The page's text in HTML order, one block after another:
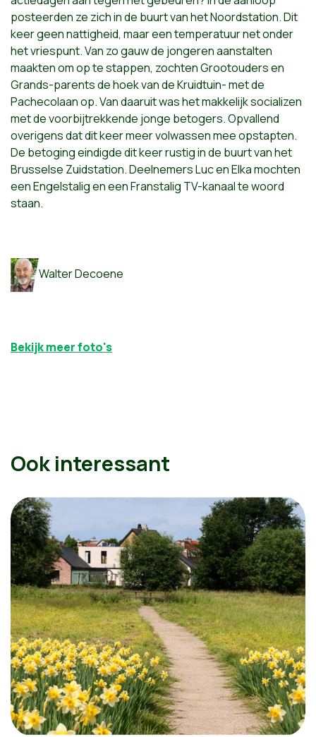
posteerden ze zich in de buurt van het Noordstation. Dit
keer geen nattigheid, maar een temperatuur net onder
het vriespunt. Van zo gauw de jongeren aanstalten
maakten om op te stappen, zochten Grootouders en
Grands-parents de hoek van de Kruidtuin- met de
Pachecolaan op. Van daaruit was het makkelijk socializen
met de voorbijtrekkende jonge betogers. Opvallend
overigens dat dit keer meer volwassen mee opstapten.
De betoging eindigde dit keer rustig in de buurt van het
Brusselse Zuidstation. Deelnemers Luc en Elka mochten
een Engelstalig en een Franstalig TV-kanaal te woord
staan.
Walter Decoene
Bekijk meer foto's
Ook interessant